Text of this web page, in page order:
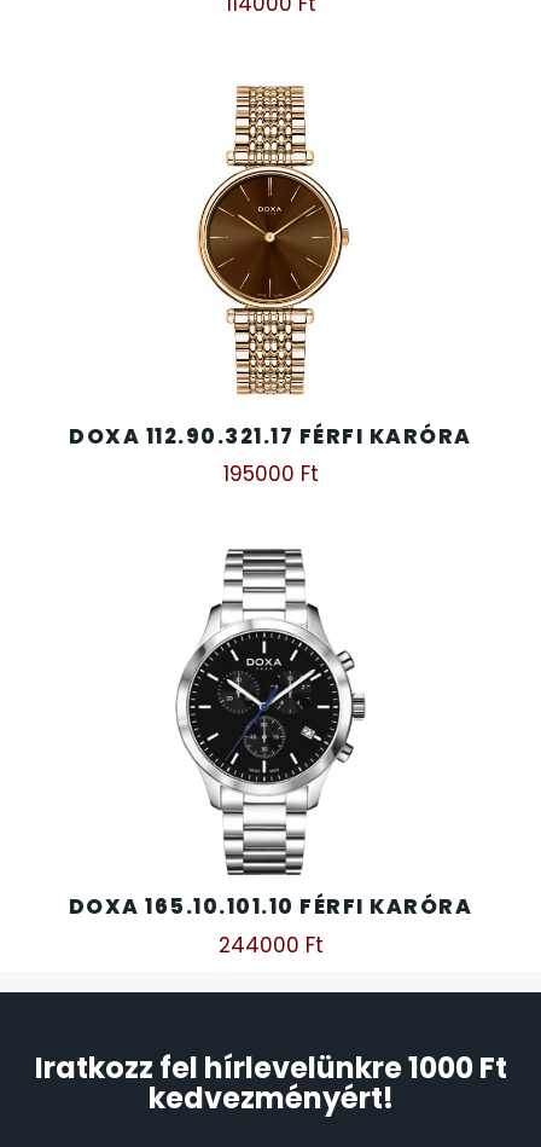
DOXA 112.90.321.17 FÉRFI KARÓRA
195000 Ft
DOXA 165.10.101.10 FÉRFI KARÓRA
244000 Ft
Iratkozz fel hírlevelünkre 1000 Ft
kedvezményért!